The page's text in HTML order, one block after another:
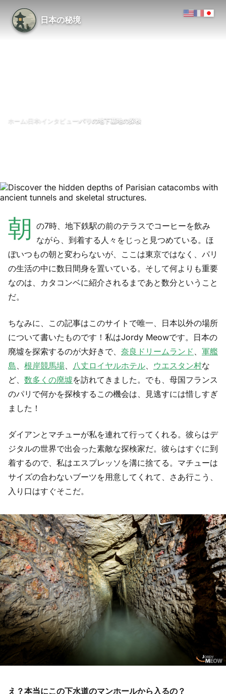
日本の秘境
ホーム 日本› インタビュー›パリの地下墓地の探検
朝 の7時、地下鉄駅の前のテラスでコーヒーを飲み
ながら、到着する人々をじっと見つめている。ほ
ぼいつもの朝と変わらないが、ここは東京ではなく、パリ
の生活の中に数日間身を置いている。そして何よりも重要
なのは、カタコンベに紹介されるまであと数分ということ
だ。
ちなみに、この記事はこのサイトで唯一、日本以外の場所
について書いたものです！私はJordy Meowです。日本の
廃墟を探索するのが大好きで、 奈良ドリームランド 、 軍艦
島、 根岸競馬場、 八丈ロイヤルホテル、 ウエスタン村な
ど、 数多くの廃墟を訪れてきました。でも、母国フランス
のパリで何かを探検するこの機会は、見逃すには惜しすぎ
ました！
ダイアンとマチューが私を連れて行ってくれる。彼らはデ
ジタルの世界で出会った素敵な探検家だ。彼らはすぐに到
着するので、私はエスプレッソを溝に捨てる。マチューは
サイズの合わないブーツを用意してくれて、さあ行こう、
入り口はすぐそこだ。
え？本当にこの下水道のマンホールから入るの？